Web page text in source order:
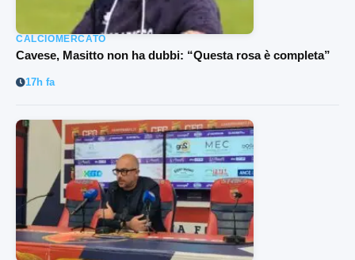
CALCIOMERCATO
Cavese, Masitto non ha dubbi: “Questa rosa è completa”
17h fa